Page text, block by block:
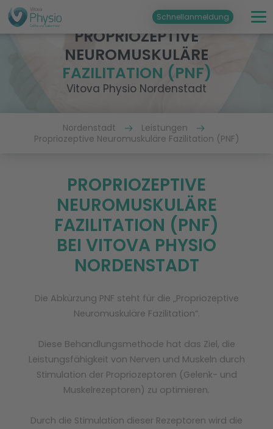
Schnellanmeldung
PROPRIOZEPTIVE
NEUROMUSKULÄRE
FAZILITATION (PNF)
Vitova Physio Nordenstadt
Nordenstadt
Leistungen
Propriozeptive Neuromuskuläre Fazilitation (PNF)
PROPRIOZEPTIVE
NEUROMUSKULÄRE
FAZILITATION (PNF)
BEI VITOVA PHYSIO
NORDENSTADT
Die Abkürzung PNF steht für die „Propriozeptive
Neuromuskuläre Fazilitation“.
Diese Behandlungsmethode hat das Ziel, die
Leistungsfähigkeit von Nerven und Muskeln durch
Stimulation der Propriozeptoren (Gelenk- und
Muskelrezeptoren) zu optimieren.
Durch die Stimulation dieser Rezeptoren wird die